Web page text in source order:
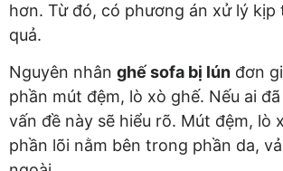
hơn. Từ đó, có phương án xử lý kịp
quả.
Nguyên nhân ghế sofa bị lún đơn
phần mút đệm, lò xò ghế. Nếu ai
vấn đề này sẽ hiểu rõ. Mút đệm, lò
phần lõi nằm bên trong phần da,